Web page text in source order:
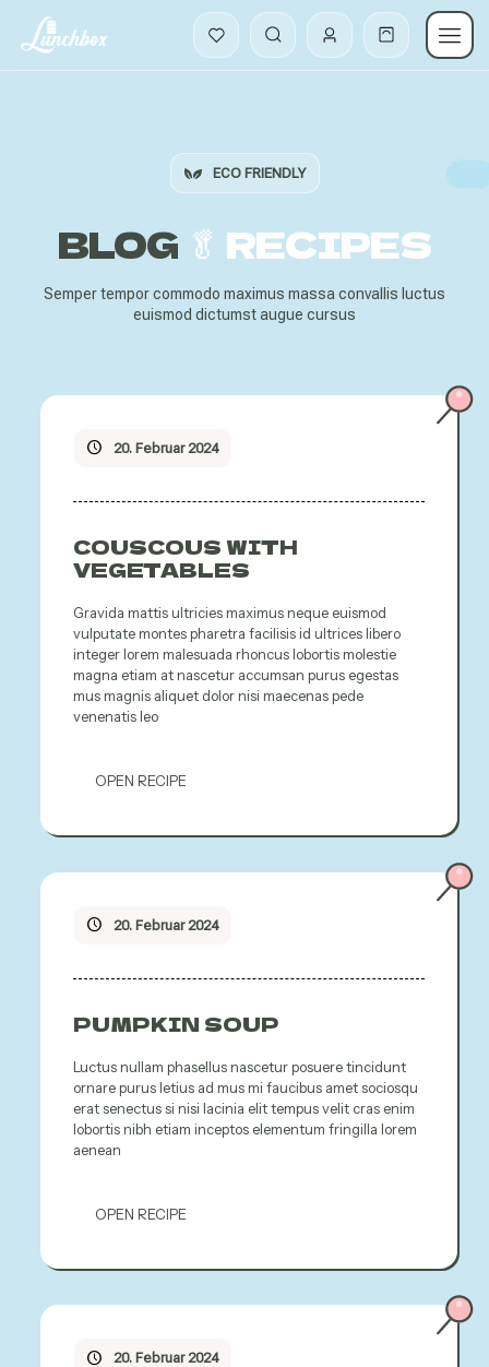
ECO FRIENDLY
BLOG 🥬 RECIPES
Semper tempor commodo maximus massa convallis luctus
euismod dictumst augue cursus
20. Februar 2024
COUSCOUS WITH
VEGETABLES
Gravida mattis ultricies maximus neque euismod
vulputate montes pharetra facilisis id ultrices libero
integer lorem malesuada rhoncus lobortis molestie
magna etiam at nascetur accumsan purus egestas
mus magnis aliquet dolor nisi maecenas pede
venenatis leo
OPEN RECIPE
20. Februar 2024
PUMPKIN SOUP
Luctus nullam phasellus nascetur posuere tincidunt
ornare purus letius ad mus mi faucibus amet sociosqu
erat senectus si nisi lacinia elit tempus velit cras enim
lobortis nibh etiam inceptos elementum fringilla lorem
aenean
OPEN RECIPE
20. Februar 2024